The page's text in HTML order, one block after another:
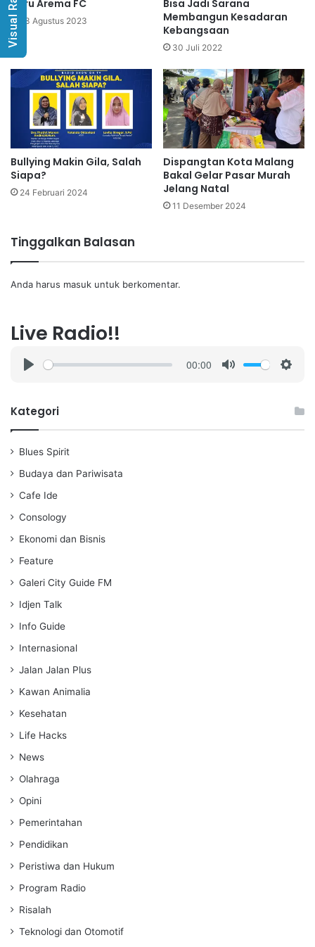
Baru Arema FC
23 Agustus 2023
Bisa Jadi Sarana
Membangun Kesadaran
Kebangsaan
30 Juli 2022
Bullying Makin Gila, Salah
Siapa?
24 Februari 2024
Dispangtan Kota Malang
Bakal Gelar Pasar Murah
Jelang Natal
11 Desember 2024
Tinggalkan Balasan
Anda harus masuk untuk berkomentar.
Live Radio!!
a
00:00
Kategori
Blues Spirit
Budaya dan Pariwisata
Cafe Ide
Consology
Ekonomi dan Bisnis
Feature
Galeri City Guide FM
Idjen Talk
Info Guide
Internasional
Jalan Jalan Plus
Kawan Animalia
Kesehatan
Life Hacks
News
Olahraga
Opini
Pemerintahan
Pendidikan
Peristiwa dan Hukum
Program Radio
Risalah
Teknologi dan Otomotif